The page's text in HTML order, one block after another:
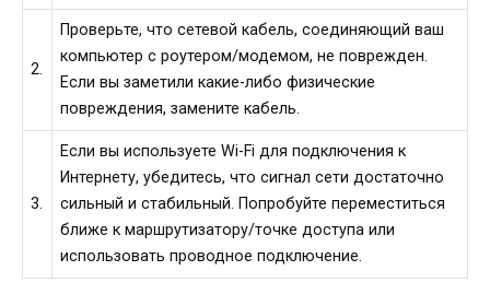
2.
Проверьте, что сетевой кабель, соединяющий ваш
компьютер с роутером/модемом, не поврежден.
Если вы заметили какие-либо физические
повреждения, замените кабель.
3.
Если вы используете Wi-Fi для подключения к
Интернету, убедитесь, что сигнал сети достаточно
сильный и стабильный. Попробуйте переместиться
ближе к маршрутизатору/точке доступа или
использовать проводное подключение.